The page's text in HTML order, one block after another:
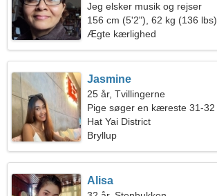
Jeg elsker musik og rejser
156 cm (5'2"), 62 kg (136 lbs)
Ægte kærlighed
Jasmine
25 år, Tvillingerne
Pige søger en kæreste 31-32
Hat Yai District
Bryllup
Alisa